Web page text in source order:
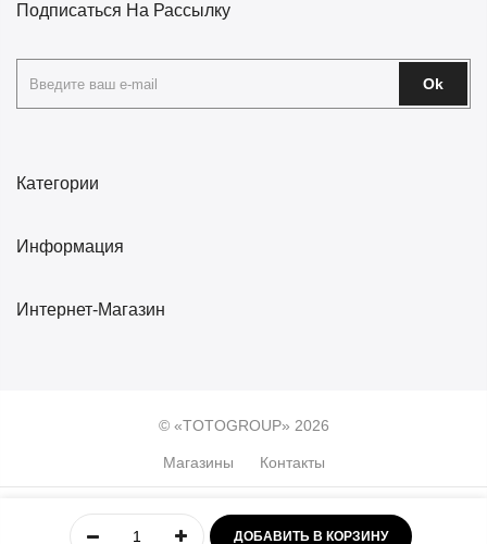
Категории
Информация
Интернет-Магазин
Подписаться На Рассылку
Ok
© «TOTOGROUP» 2026
Магазины Контакты
Учётная Меню Избранное
ДОБАВИТЬ В КОРЗИНУ